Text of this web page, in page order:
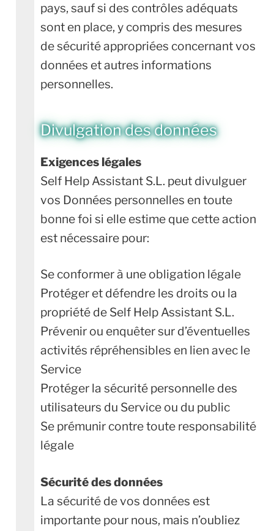
pays, sauf si des contrôles adéquats
sont en place, y compris des mesures
de sécurité appropriées concernant vos
données et autres informations
personnelles.
Divulgation des données
Exigences légales
Self Help Assistant S.L. peut divulguer
vos Données personnelles en toute
bonne foi si elle estime que cette action
est nécessaire pour:
Se conformer à une obligation légale
Protéger et défendre les droits ou la
propriété de Self Help Assistant S.L.
Prévenir ou enquêter sur d’éventuelles
activités répréhensibles en lien avec le
Service
Protéger la sécurité personnelle des
utilisateurs du Service ou du public
Se prémunir contre toute responsabilité
légale
Sécurité des données
La sécurité de vos données est
importante pour nous, mais n’oubliez